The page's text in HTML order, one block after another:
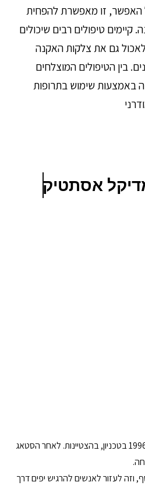
האפשר, זו מאפשרת להפחית
קיימים טיפולים רבים שיכולים
גם את צלקות האקנה
בין הטיפולים המוצלחים
באמצעות שימוש בתרופות
אסתטיק
את לימודי הרפואה סיימתי בשנת 1996 בטכניון, בהצטיינות. לאחר הסטאג
וזה לעזור לאנשים להרגיש יפים דרך